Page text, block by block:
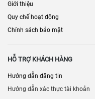
Giới thiệu
Quy chế hoạt động
Chính sách bảo mật
HỖ TRỢ KHÁCH HÀNG
Hướng dẫn đăng tin
Hướng dẫn xác thực tài khoản